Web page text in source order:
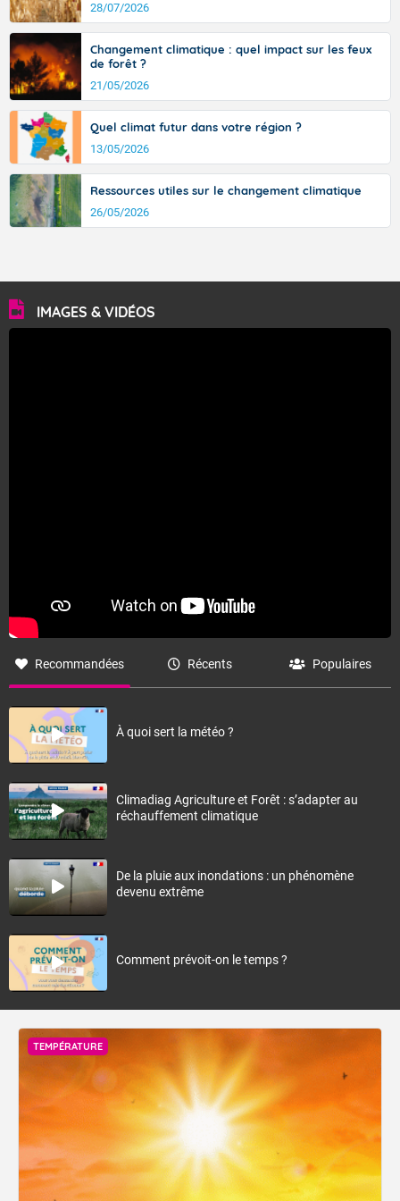
avec des pointes jusqu'à 37 à 38 degrés dans l'arrière-
pays varois et en vallée de la Garonne.
28/07/2026
Changement climatique : quel impact sur les feux
de forêt ?
21/05/2026
Quel climat futur dans votre région ?
13/05/2026
Ressources utiles sur le changement climatique
26/05/2026
IMAGES & VIDÉOS
Recommandées Récents Populaires
À quoi sert la météo ?
Climadiag Agriculture et Forêt : s’adapter au
réchauffement climatique
De la pluie aux inondations : un phénomène
devenu extrême
Comment prévoit-on le temps ?
TEMPÉRATURE